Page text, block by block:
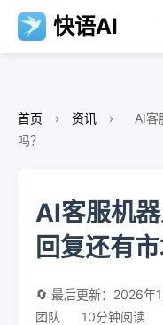
快语AI
首页 › 资讯 ›
AI客
吗？
AI客服机
回复还有市
🔄 最后更新：2026年
团队
10分钟阅读